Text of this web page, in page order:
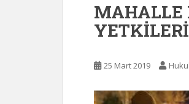
MAHALLE
YETKİLERİ
25 Mart 2019